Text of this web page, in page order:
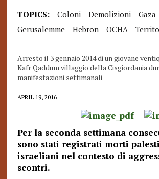
TOPICS: Coloni Demolizioni
Gaza
Gerusalemme
Hebron OCHA
Arresto il 3 gennaio 2014 di un giovane
Kafr Qaddum villaggio della Cisgiordania
manifestazioni settimanali
APRIL 19, 2016
Per la seconda settimana
sono stati registrati morti
israeliani nel contesto di
scontri.